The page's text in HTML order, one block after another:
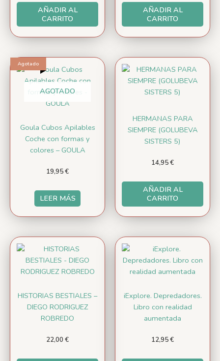
AÑADIR AL
CARRITO
AÑADIR AL
CARRITO
Agotado
AGOTADO
Goula Cubos Apilables
Coche con formas y
colores – GOULA
19,95€
LEER MÁS
HERMANAS PARA
SIEMPRE (GOLUBEVA
SISTERS 5)
14,95€
AÑADIR AL
CARRITO
HISTORIAS BESTIALES –
DIEGO RODRIGUEZ
ROBREDO
22,00 €
iExplore. Depredadores.
Libro con realidad
aumentada
12,95€